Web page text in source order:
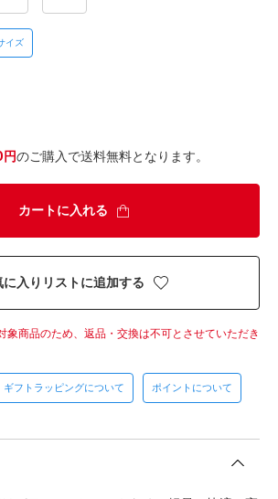
イズ
のご購入で送料無料となります。
カートに入れる
に入りリストに追加する
象商品のため、返品・交換は不可とさせていただき
ギフトラッピングについて ポイントについて